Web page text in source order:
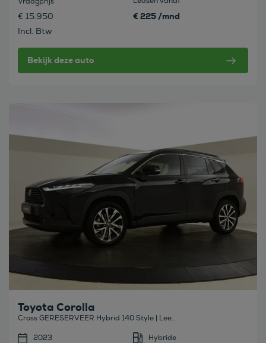
€ 15.950
Incl. Btw
€ 225 /mnd
Bekijk deze auto
Toyota Corolla
Cross GERESERVEER Hybrid 140 Style | Lee...
2023
Hybride